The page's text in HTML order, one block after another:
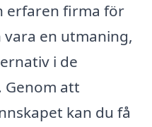
erfaren firma för
en utmaning,
i de
Genom att
kan du få